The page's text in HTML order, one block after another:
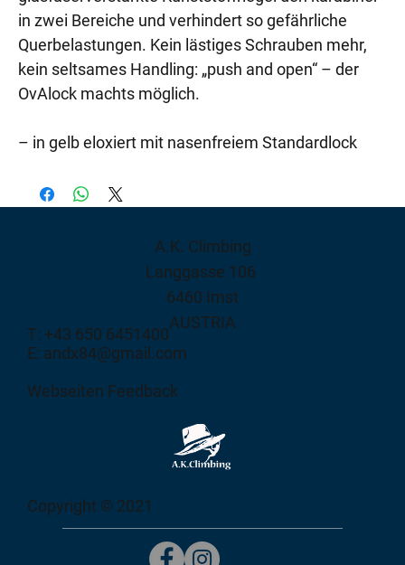
in zwei Bereiche und verhindert so gefährliche
Querbelastungen. Kein lästiges Schrauben mehr,
kein seltsames Handling: „push and open“ – der
OvAlock machts möglich.
– in gelb eloxiert mit nasenfreiem Standardlock
A.K. Climbing
Langgasse 106
6460 Imst
AUSTRIA
T: +43 650 6451400
E: andx84@gmail.com
Webseiten Feedback
Copyright © 2021